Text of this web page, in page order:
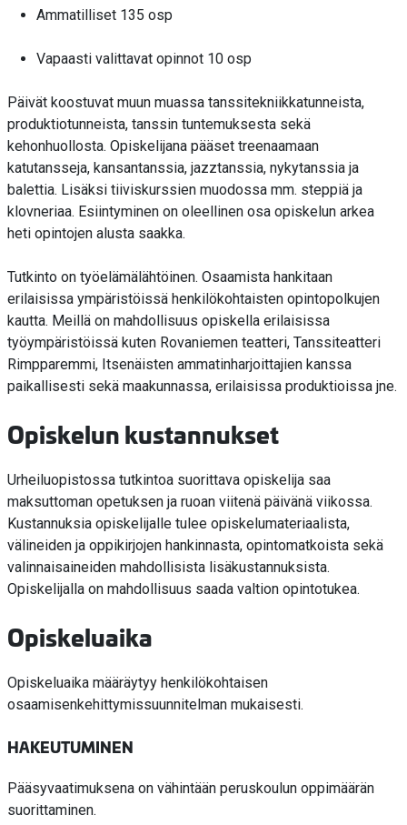
Ammatilliset 135 osp
Vapaasti valittavat opinnot 10 osp
Päivät koostuvat muun muassa tanssitekniikkatunneista,
produktiotunneista, tanssin tuntemuksesta sekä
kehonhuollosta. Opiskelijana pääset treenaamaan
katutansseja, kansantanssia, jazztanssia, nykytanssia ja
balettia. Lisäksi tiiviskurssien muodossa mm. steppiä ja
klovneriaa. Esiintyminen on oleellinen osa opiskelun arkea
heti opintojen alusta saakka.
Tutkinto on työelämälähtöinen. Osaamista hankitaan
erilaisissa ympäristöissä henkilökohtaisten opintopolkujen
kautta. Meillä on mahdollisuus opiskella erilaisissa
työympäristöissä kuten Rovaniemen teatteri, Tanssiteatteri
Rimpparemmi, Itsenäisten ammatinharjoittajien kanssa
paikallisesti sekä maakunnassa, erilaisissa produktioissa jne.
Opiskelun kustannukset
Urheiluopistossa tutkintoa suorittava opiskelija saa
maksuttoman opetuksen ja ruoan viitenä päivänä viikossa.
Kustannuksia opiskelijalle tulee opiskelumateriaalista,
välineiden ja oppikirjojen hankinnasta, opintomatkoista sekä
valinnaisaineiden mahdollisista lisäkustannuksista.
Opiskelijalla on mahdollisuus saada valtion opintotukea.
Opiskeluaika
Opiskeluaika määräytyy henkilökohtaisen
osaamisenkehittymissuunnitelman mukaisesti.
HAKEUTUMINEN
Pääsyvaatimuksena on vähintään peruskoulun oppimäärän
suorittaminen.